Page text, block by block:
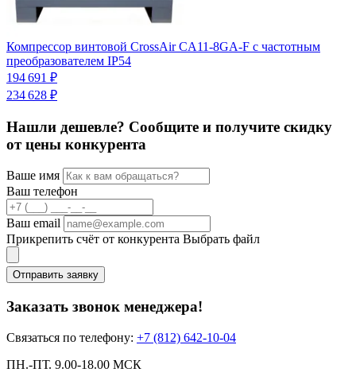
Компрессор винтовой CrossAir CA11-8GA-F с частотным
преобразователем IP54
194 691 ₽
234 628 ₽
Нашли дешевле? Сообщите и получите скидку
от цены конкурента
Ваше имя
Ваш телефон
Ваш email
Прикрепить счёт от конкурента Выбрать файл
Отправить заявку
Заказать звонок менеджера!
Связаться по телефону: +7 (812) 642-10-04
ПН.-ПТ. 9.00-18.00 МСК